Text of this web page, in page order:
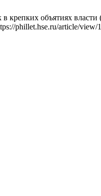
объятиях власти
phillet.hse.ru/article/view/